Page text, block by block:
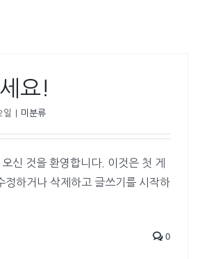
요!
미분류
신 것을 환영합니다. 이것은 첫 게
정하거나 삭제하고 글쓰기를 시작하
0